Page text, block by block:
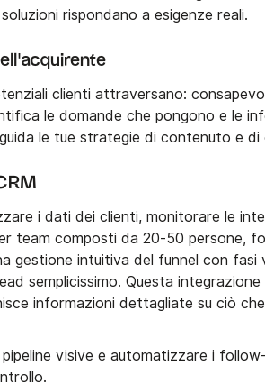
rispondano a esigenze reali.
clienti attraversano:
le domande che pongono e le
le tue strategie di contenuto e di
i dati dei clienti, monitorare le
team composti da 20-50 persone,
gestione intuitiva del funnel con fasi
semplicissimo. Questa
informazioni dettagliate su ciò
visive e automatizzare i